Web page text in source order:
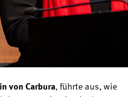
von Carbura, führte aus, wie